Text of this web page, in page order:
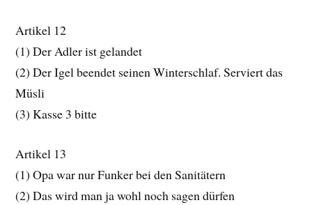
Artikel 12
(1) Der Adler ist gelandet
(2) Der Igel beendet seinen Winterschlaf. Serviert das
Müsli
(3) Kasse 3 bitte
Artikel 13
(1) Opa war nur Funker bei den Sanitätern
(2) Das wird man ja wohl noch sagen dürfen